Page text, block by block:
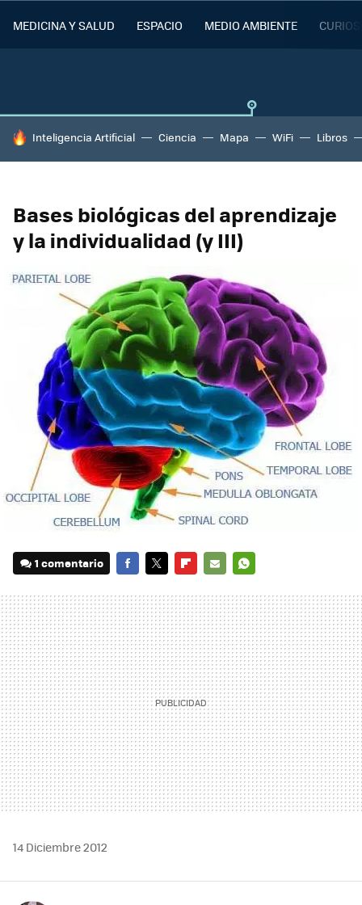
MEDICINA Y SALUD ESPACIO MEDIO AMBIENTE
HOY SE HABLA DE
Inteligencia Artificial Ciencia Mapa WiFi Libros
Bases biológicas del aprendizaje
y la individualidad (y III)
1 comentario
MAIL
14 Diciembre 2012